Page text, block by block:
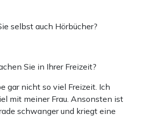
selbst auch Hörbücher?
Sie in Ihrer Freizeit?
gar nicht so viel Freizeit. Ich
mit meiner Frau. Ansonsten ist
schwanger und kriegt eine